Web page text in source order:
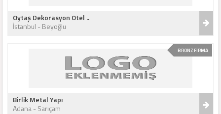
Oytaş Dekorasyon Otel ..
İstanbul - Beyoğlu
BRONZ FİRMA
Birlik Metal Yapı
Adana - Sarıçam